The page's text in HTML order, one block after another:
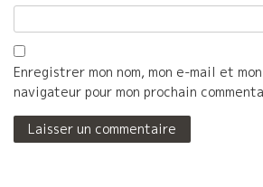
Enregistrer mon nom, mon e-mail et
navigateur pour mon prochain